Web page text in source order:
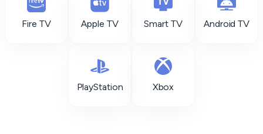
Fire TV Apple TV Smart TV Android TV
PlayStation Xbox